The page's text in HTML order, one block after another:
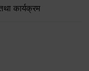
कार्यक्रम